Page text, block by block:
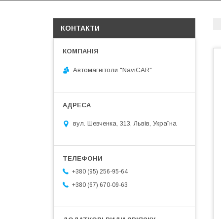
КОНТАКТИ
Автомагнітоли "NaviCAR"
вул. Шевченка, 313, Львів, Україна
+380 (95) 256-95-64
+380 (67) 670-09-63